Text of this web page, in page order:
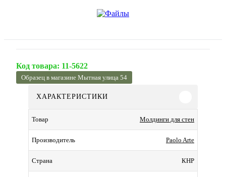
Код товара: 11-5622
Образец в магазине Мытная улица 54
ХАРАКТЕРИСТИКИ
Товар Молдинги для стен
Производитель Paolo Arte
Страна КНР